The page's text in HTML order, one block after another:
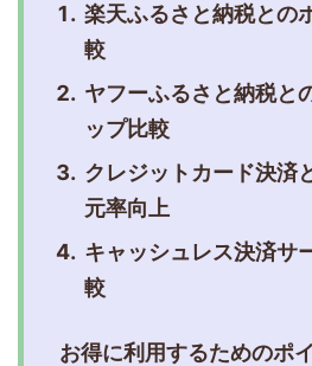
楽天ふるさと納税との
較
ヤフーふるさと納税と
ップ比較
クレジットカード決済
元率向上
キャッシュレス決済サ
較
お得に利用するためのポ